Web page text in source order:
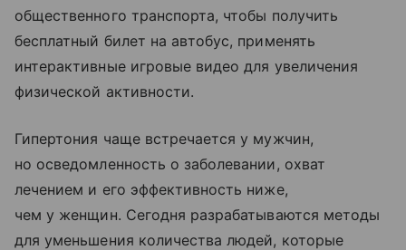
общественного транспорта, чтобы получить
бесплатный билет на автобус, применять
интерактивные игровые видео для увеличения
физической активности.
Гипертония чаще встречается у мужчин,
но осведомленность о заболевании, охват
лечением и его эффективность ниже,
чем у женщин. Сегодня разрабатываются методы
для уменьшения количества людей, которые